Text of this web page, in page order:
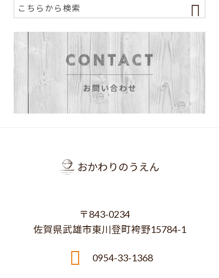
おかわりのうえん
〒843-0234
佐賀県武雄市東川登町袴野15784-1
0954-33-1368